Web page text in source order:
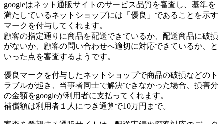
googleはネット通販サイトのサービス品質を審査し、基準を
満たしているネットショップには「優良」であることを示す
マークを付与してくれます。
顧客の指定通りに商品を配送できているか、配送商品に破損
がないか、顧客の問い合わせへ適切に対応できているか、と
いった点を審査するようです。
優良マークを付与したネットショップで商品の破損などのト
ラブルが起き、当事者同士で解決できなかった場合、損害分
の金額をgoogleが利用者に支払ってくれます。
補償額は利用者１人につき通算で10万円まで。